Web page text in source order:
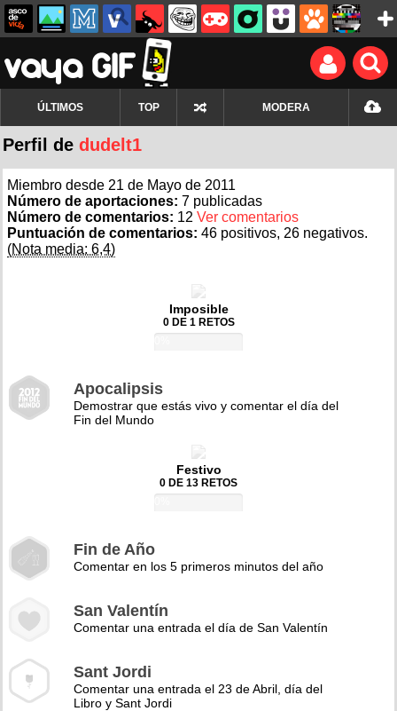
ÚLTIMOS TOP MODERA
Perfil de dudelt1
Miembro desde 21 de Mayo de 2011
Número de aportaciones: 7 publicadas
Número de comentarios: 12 Ver comentarios
Puntuación de comentarios: 46 positivos, 26 negativos.
(Nota media: 6,4)
Imposible
0 DE 1 RETOS
Apocalipsis
Demostrar que estás vivo y comentar el día del
Fin del Mundo
Festivo
0 DE 13 RETOS
Fin de Año
Comentar en los 5 primeros minutos del año
San Valentín
Comentar una entrada el día de San Valentín
Sant Jordi
Comentar una entrada el 23 de Abril, día del
Libro y Sant Jordi